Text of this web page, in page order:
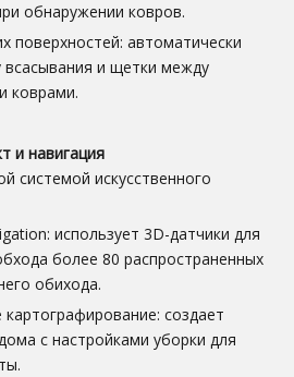
обнаружении ковров.
поверхностей: автоматически
всасывания и щетки между
коврами.
и навигация
системой искусственного
использует 3D-датчики для
более 80 распространенных
обихода.
создает
с настройками уборки для